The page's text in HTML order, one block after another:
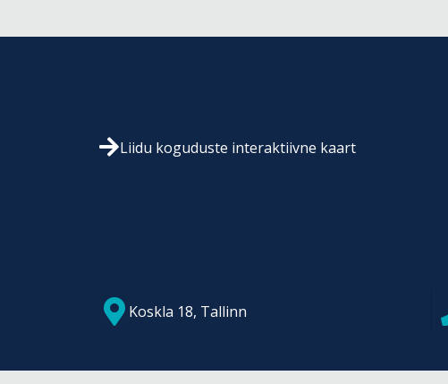
Liidu koguduste interaktiivne kaart
Koskla 18, Tallinn